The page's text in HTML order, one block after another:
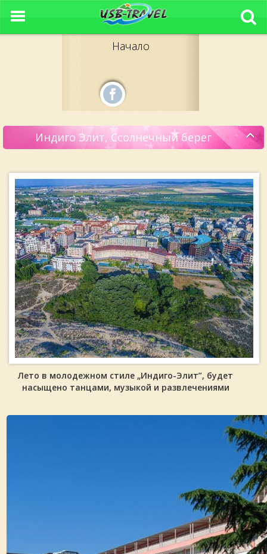
Начало
Индиго Элит, Ссолнечный берег
Лето в молодежном стиле „Индиго-Элит”, будет
насыщено танцами, музыкой и развлечениями